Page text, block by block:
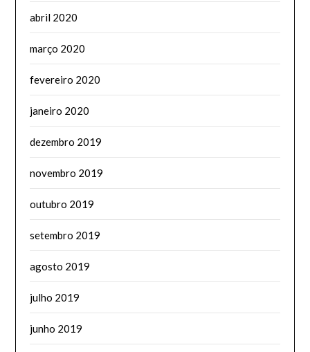
abril 2020
março 2020
fevereiro 2020
janeiro 2020
dezembro 2019
novembro 2019
outubro 2019
setembro 2019
agosto 2019
julho 2019
junho 2019